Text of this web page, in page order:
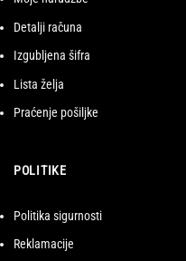
Detalji računa
Izgubljena šifra
Lista želja
Praćenje pošiljke
POLITIKE
Politika sigurnosti
Reklamacije